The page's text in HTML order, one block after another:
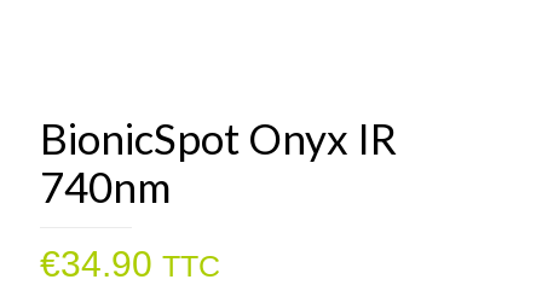
BionicSpot Onyx IR
740nm
€34.90 TTC